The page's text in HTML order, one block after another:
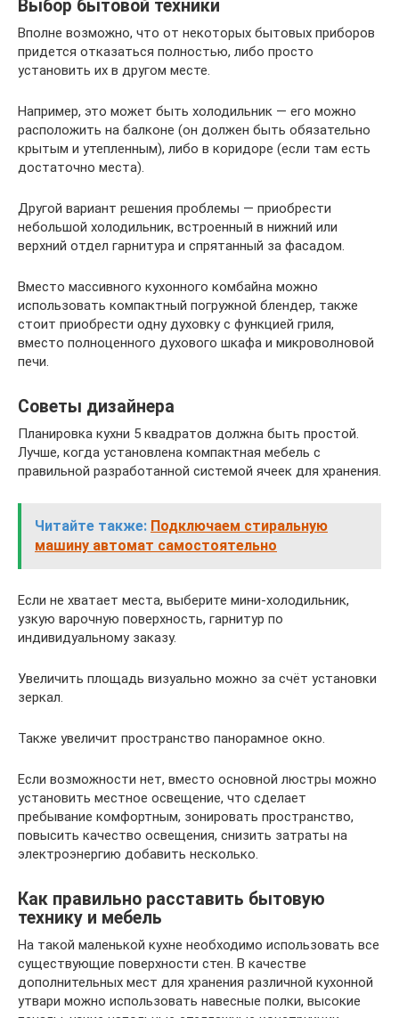
Выбор бытовой техники
Вполне возможно, что от некоторых бытовых приборов
придется отказаться полностью, либо просто
установить их в другом месте.
Например, это может быть холодильник — его можно
расположить на балконе (он должен быть обязательно
крытым и утепленным), либо в коридоре (если там есть
достаточно места).
Другой вариант решения проблемы — приобрести
небольшой холодильник, встроенный в нижний или
верхний отдел гарнитура и спрятанный за фасадом.
Вместо массивного кухонного комбайна можно
использовать компактный погружной блендер, также
стоит приобрести одну духовку с функцией гриля,
вместо полноценного духового шкафа и микроволновой
печи.
Советы дизайнера
Планировка кухни 5 квадратов должна быть простой.
Лучше, когда установлена компактная мебель с
правильной разработанной системой ячеек для хранения.
Читайте также: Подключаем стиральную
машину автомат самостоятельно
Если не хватает места, выберите мини-холодильник,
узкую варочную поверхность, гарнитур по
индивидуальному заказу.
Увеличить площадь визуально можно за счёт установки
зеркал.
Также увеличит пространство панорамное окно.
Если возможности нет, вместо основной люстры можно
установить местное освещение, что сделает
пребывание комфортным, зонировать пространство,
повысить качество освещения, снизить затраты на
электроэнергию добавить несколько.
Как правильно расставить бытовую
технику и мебель
На такой маленькой кухне необходимо использовать все
существующие поверхности стен. В качестве
дополнительных мест для хранения различной кухонной
утвари можно использовать навесные полки, высокие